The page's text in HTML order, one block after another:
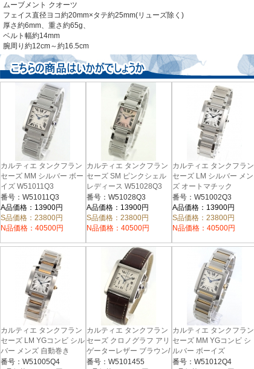
ムーブメント クオーツ
フェイス直径ヨコ約20mm×タテ約25mm(リューズ除く)
厚さ約6mm、重さ約65g、
ベルト幅約14mm
腕周り約12cm～約16.5cm
カルティエ タンクフラン
セーズ MM シルバー ボー
イズ W51011Q3
番号：W51011Q3
A品価格：13900円
S品価格：23800円
N品価格：40500円
カルティエ タンクフラン
セーズ SM ピンクシェル
レディース W51028Q3
番号：W51028Q3
A品価格：13900円
S品価格：23800円
N品価格：40500円
カルティエ タンクフラン
セーズ LM シルバー メン
ズ オートマチック
W51002Q3
番号：W51002Q3
A品価格：13900円
S品価格：23800円
N品価格：40500円
カルティエ タンクフラン
セーズ LM YGコンビ シル
バー メンズ 自動巻き
W51005Q4
番号：W51005Q4
カルティエ タンクフラン
セーズ クロノグラフ アリ
ゲーターレザー ブラウン/
シルバー メンズ
番号：W5101455
カルティエ タンクフラン
セーズ MM YGコンビ シ
ルバー ボーイズ
W51012Q4
番号：W51012Q4